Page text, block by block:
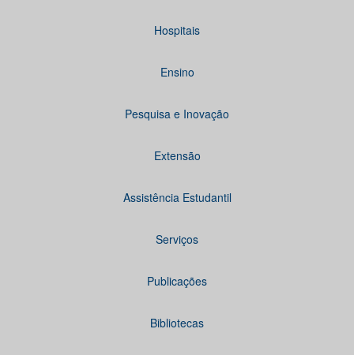
Hospitais
Ensino
Pesquisa e Inovação
Extensão
Assistência Estudantil
Serviços
Publicações
Bibliotecas